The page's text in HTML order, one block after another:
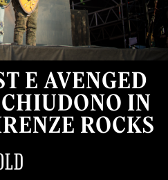
E AVENGED
IN
ROCKS